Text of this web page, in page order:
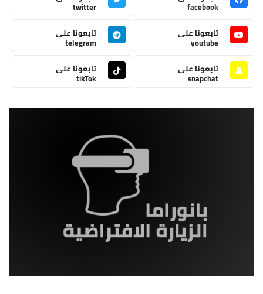
facebook
twitter
تابعونا على
youtube
تابعونا على
telegram
تابعونا على
snapchat
تابعونا على
tikTok